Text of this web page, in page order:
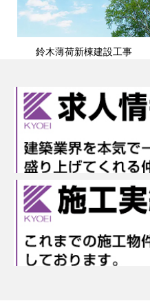
鈴木薄荷新棟建設工事